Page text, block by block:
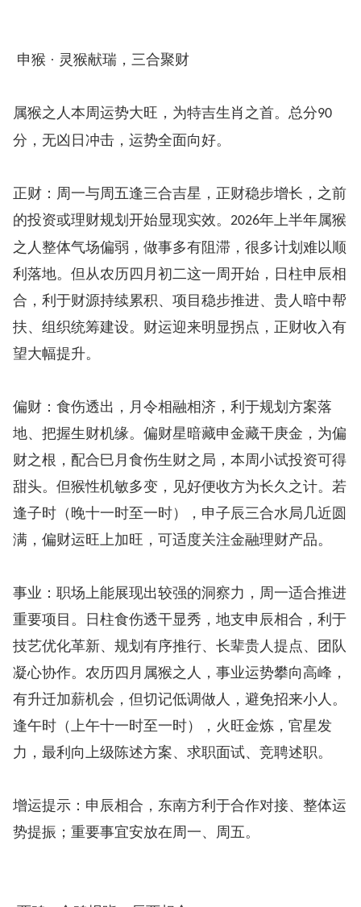
申猴 · 灵猴献瑞，三合聚财
属猴之人本周运势大旺，为特吉生肖之首。总分90
分，无凶日冲击，运势全面向好。
正财：周一与周五逢三合吉星，正财稳步增长，之前
的投资或理财规划开始显现实效。 2026年上半年属猴
之人整体气场偏弱，做事多有阻滞，很多计划难以顺
利落地。但从农历四月初二这一周开始，日柱申辰相
合，利于财源持续累积、项目稳步推进、贵人暗中帮
扶、组织统筹建设。财运迎来明显拐点，正财收入有
望大幅提升。
偏财：食伤透出，月令相融相济，利于规划方案落
地、把握生财机缘。偏财星暗藏申金藏干庚金，为偏
财之根，配合巳月食伤生财之局，本周小试投资可得
甜头。但猴性机敏多变，见好便收方为长久之计。若
逢子时（晚十一时至一时），申子辰三合水局几近圆
满，偏财运旺上加旺，可适度关注金融理财产品。
事业：职场上能展现出较强的洞察力，周一适合推进
重要项目。日柱食伤透干显秀，地支申辰相合，利于
技艺优化革新、规划有序推行、长辈贵人提点、团队
凝心协作。农历四月属猴之人，事业运势攀向高峰，
有升迁加薪机会，但切记低调做人，避免招来小人。
逢午时（上午十一时至一时），火旺金炼，官星发
力，最利向上级陈述方案、求职面试、竞聘述职。
增运提示：申辰相合，东南方利于合作对接、整体运
势提振；重要事宜安放在周一、周五。